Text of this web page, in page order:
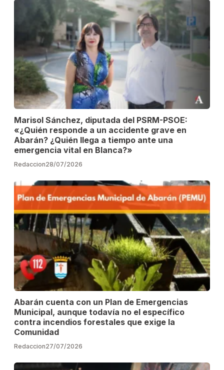
Marisol Sánchez, diputada del PSRM-PSOE:
«¿Quién responde a un accidente grave en
Abarán? ¿Quién llega a tiempo ante una
emergencia vital en Blanca?»
Redaccion28/07/2026
Abarán cuenta con un Plan de Emergencias
Municipal, aunque todavía no el específico
contra incendios forestales que exige la
Comunidad
Redaccion27/07/2026